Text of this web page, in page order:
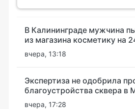
В Калининграде мужчина
из магазина косметику на
вчера, 13:18
Экспертиза не одобрила
благоустройства сквера в
вчера, 17:28